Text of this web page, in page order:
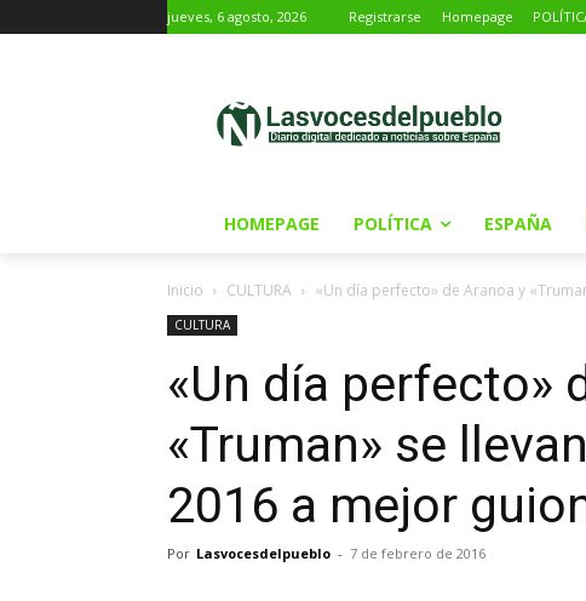
jueves, 6 agosto, 2026 Registrarse Homepage
HOMEPAGE POLÍTICA ESPAÑA
Inicio CULTURA «Un día perfecto» de Aranoa y
CULTURA
«Un día perfecto»
«Truman» se
2016 a mejor
Por Lasvocesdelpueblo - 7 de febrero de 2016